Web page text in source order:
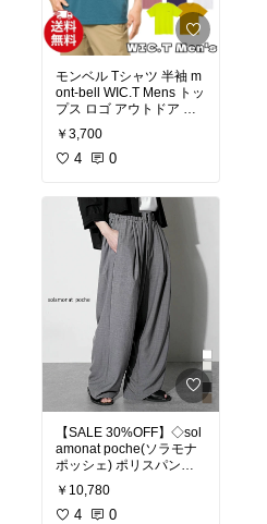
モンベル Tシャツ 半袖 m
ont-bell WIC.T Mens トッ
プス ロゴ アウトドア メ
ンズ ユニセックス 11146
86 [衣類] ユ00582
￥3,700
4 0
【SALE 30%OFF】◇sol
amonat poche(ソラモナ
ポッシェ) ポリスパンワ
イドパンツ スラックス セ
ットアップ可能 ボトムス
レディース WOODY HO
￥10,780
4 0